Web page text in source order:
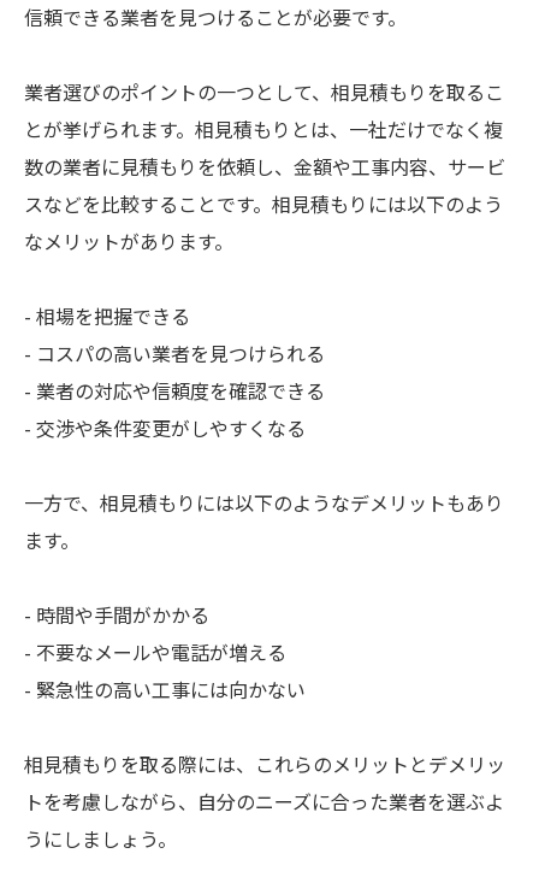
信頼できる業者を見つけることが必要です。
業者選びのポイントの一つとして、相見積もりを取るこ
とが挙げられます。相見積もりとは、一社だけでなく複
数の業者に見積もりを依頼し、金額や工事内容、サービ
スなどを比較することです。相見積もりには以下のよう
なメリットがあります。
- 相場を把握できる
- コスパの高い業者を見つけられる
- 業者の対応や信頼度を確認できる
- 交渉や条件変更がしやすくなる
一方で、相見積もりには以下のようなデメリットもあり
ます。
- 時間や手間がかかる
- 不要なメールや電話が増える
- 緊急性の高い工事には向かない
相見積もりを取る際には、これらのメリットとデメリッ
トを考慮しながら、自分のニーズに合った業者を選ぶよ
うにしましょう。